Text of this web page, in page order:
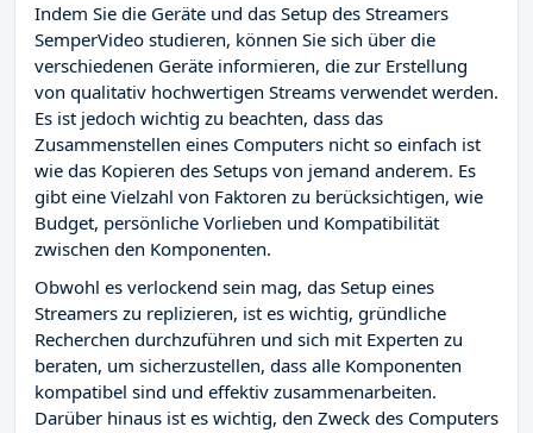
Indem Sie die Geräte und das Setup des Streamers
SemperVideo studieren, können Sie sich über die
verschiedenen Geräte informieren, die zur Erstellung
von qualitativ hochwertigen Streams verwendet werden.
Es ist jedoch wichtig zu beachten, dass das
Zusammenstellen eines Computers nicht so einfach ist
wie das Kopieren des Setups von jemand anderem. Es
gibt eine Vielzahl von Faktoren zu berücksichtigen, wie
Budget, persönliche Vorlieben und Kompatibilität
zwischen den Komponenten.
Obwohl es verlockend sein mag, das Setup eines
Streamers zu replizieren, ist es wichtig, gründliche
Recherchen durchzuführen und sich mit Experten zu
beraten, um sicherzustellen, dass alle Komponenten
kompatibel sind und effektiv zusammenarbeiten.
Darüber hinaus ist es wichtig, den Zweck des Computers